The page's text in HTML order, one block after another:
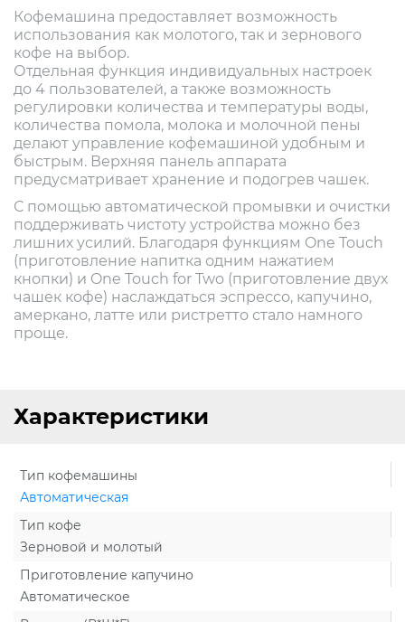
Кофемашина предоставляет возможность
использования как молотого, так и зернового
кофе на выбор.
Отдельная функция индивидуальных настроек
до 4 пользователей, а также возможность
регулировки количества и температуры воды,
количества помола, молока и молочной пены
делают управление кофемашиной удобным и
быстрым. Верхняя панель аппарата
предусматривает хранение и подогрев чашек.
С помощью автоматической промывки и очистки
поддерживать чистоту устройства можно без
лишних усилий. Благодаря функциям One Touch
(приготовление напитка одним нажатием
кнопки) и One Touch for Two (приготовление двух
чашек кофе) наслаждаться эспрессо, капучино,
амеркано, латте или ристретто стало намного
проще.
Характеристики
Тип кофемашины
Автоматическая
Тип кофе
Зерновой и молотый
Приготовление капучино
Автоматическое